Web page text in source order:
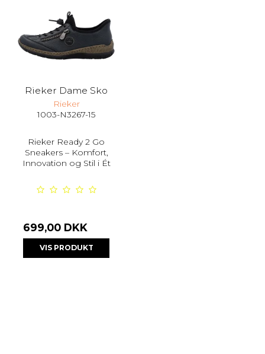
Rieker Dame Sko
Rieker
1003-N3267-15
Rieker Ready 2 Go
Sneakers – Komfort,
Innovation og Stil i Ét
699,00 DKK
VIS PRODUKT